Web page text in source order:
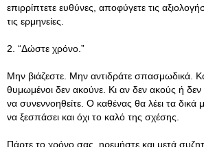
επιρρίπτετε ευθύνες, αποφύγετε τις
τις ερμηνείες.
2. “Δώστε χρόνο.”
Μην βιάζεστε. Μην αντιδράτε σπασμωδικά.
θυμωμένοι δεν ακούνε. Κι αν δεν ακούς ή δεν
να συνεννοηθείτε. Ο καθένας θα λέει τα δικά
να ξεσπάσει και όχι το καλό της σχέσης.
Πάρτε το χρόνο σας, ηρεμήστε και μετά